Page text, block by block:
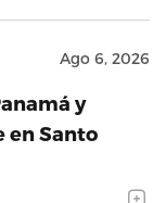
Ago 6, 2026
y
en Santo